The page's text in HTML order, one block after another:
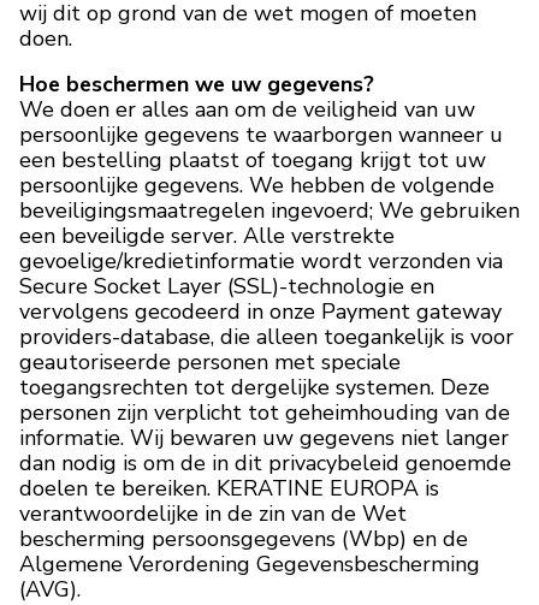
wij dit op grond van de wet mogen of moeten
doen.
Hoe beschermen we uw gegevens?
We doen er alles aan om de veiligheid van uw
persoonlijke gegevens te waarborgen wanneer u
een bestelling plaatst of toegang krijgt tot uw
persoonlijke gegevens. We hebben de volgende
beveiligingsmaatregelen ingevoerd; We gebruiken
een beveiligde server. Alle verstrekte
gevoelige/kredietinformatie wordt verzonden via
Secure Socket Layer (SSL)-technologie en
vervolgens gecodeerd in onze Payment gateway
providers-database, die alleen toegankelijk is voor
geautoriseerde personen met speciale
toegangsrechten tot dergelijke systemen. Deze
personen zijn verplicht tot geheimhouding van de
informatie. Wij bewaren uw gegevens niet langer
dan nodig is om de in dit privacybeleid genoemde
doelen te bereiken. KERATINE EUROPA is
verantwoordelijke in de zin van de Wet
bescherming persoonsgegevens (Wbp) en de
Algemene Verordening Gegevensbescherming
(AVG).